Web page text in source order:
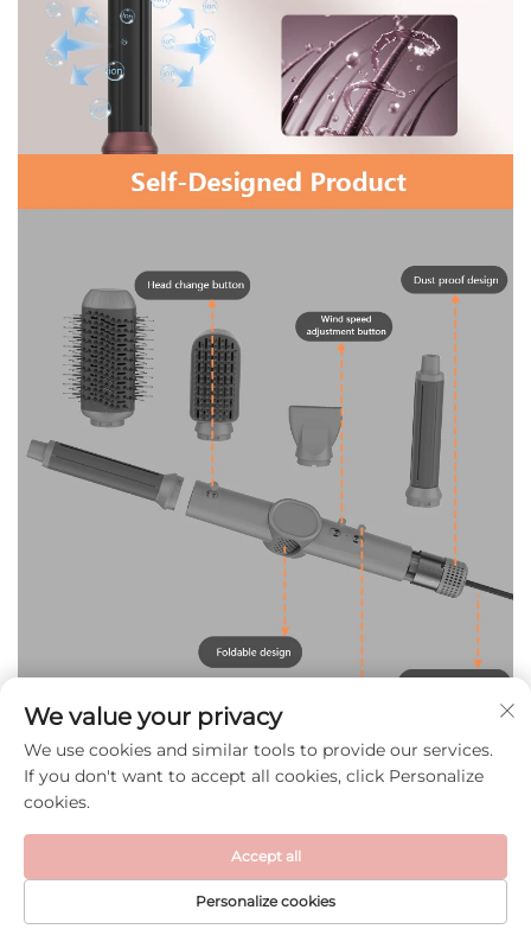
We value your privacy
We use cookies and similar tools to provide our services.
If you don't want to accept all cookies, click Personalize
cookies.
Personalize cookies
Accept all